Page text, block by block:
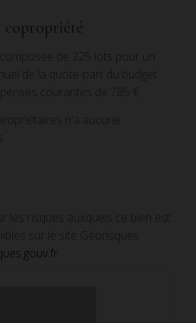
copropriété
de 225 lots pour un
de la quote-part du budget
courantes de 785 €
n'a aucune
les risques auxquels ce bien est
sur le site Géorisques